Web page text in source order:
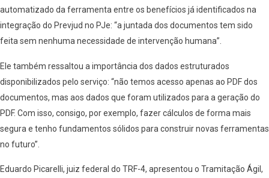
automatizado da ferramenta entre os benefícios já identificados na
integração do Prevjud no PJe: “a juntada dos documentos tem sido
feita sem nenhuma necessidade de intervenção humana”.
Ele também ressaltou a importância dos dados estruturados
disponibilizados pelo serviço: “não temos acesso apenas ao PDF dos
documentos, mas aos dados que foram utilizados para a geração do
PDF. Com isso, consigo, por exemplo, fazer cálculos de forma mais
segura e tenho fundamentos sólidos para construir novas ferramentas
no futuro”.
Eduardo Picarelli, juiz federal do TRF-4, apresentou o Tramitação Ágil,